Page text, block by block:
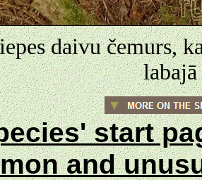
daivu čemurs,
start
and